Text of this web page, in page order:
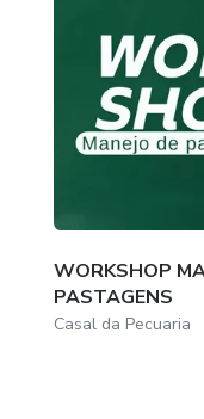
WORKSHOP
PASTAGENS
Casal da Pecuaria